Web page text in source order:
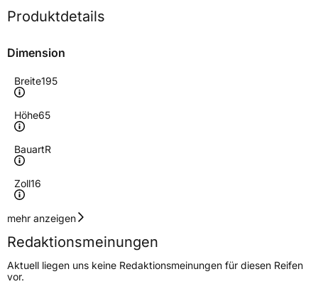
Produktdetails
Dimension
Breite195
Höhe65
BauartR
Zoll16
Geschwindigkeitsindex
Höchstgeschwindigkeit
190 km/h
Lastindex104/102
mehr anzeigen
Redaktionsmeinungen
Aktuell liegen uns keine Redaktionsmeinungen für diesen Reifen
vor.